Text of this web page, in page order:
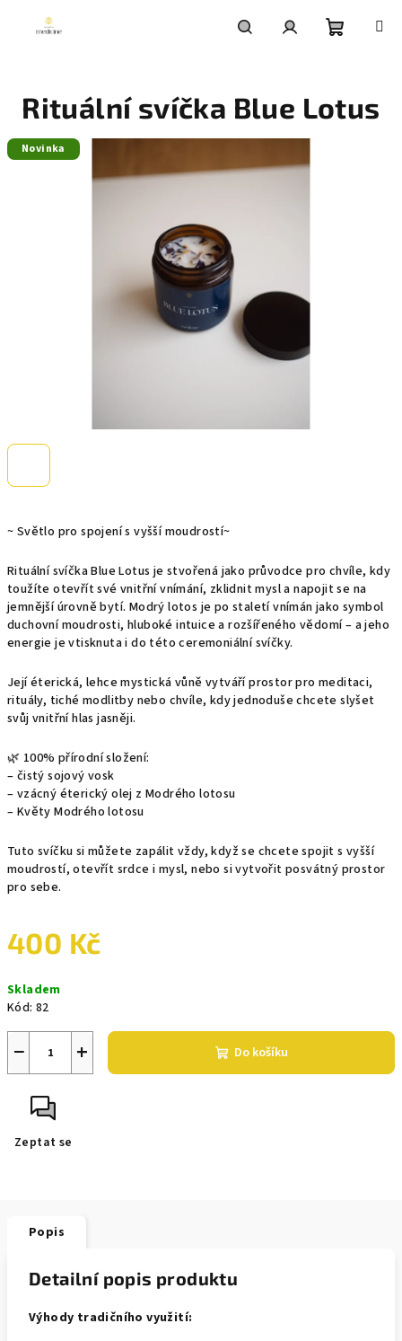
košík
~ Světlo pro spojení s vyšší moudrostí~
Rituální svíčka Blue Lotus je stvořená jako průvodce pro chvíle, kdy
toužíte otevřít své vnitřní vnímání, zklidnit mysl a napojit se na
jemnější úrovně bytí. Modrý lotos je po staletí vnímán jako symbol
duchovní moudrosti, hluboké intuice a rozšířeného vědomí – a jeho
energie je vtisknuta i do této ceremoniální svíčky.
Její éterická, lehce mystická vůně vytváří prostor pro meditaci,
rituály, tiché modlitby nebo chvíle, kdy jednoduše chcete slyšet
svůj vnitřní hlas jasněji.
🌿 100% přírodní složení:
– čistý sojový vosk
– vzácný éterický olej z Modrého lotosu
– Květy Modrého lotosu
Tuto svíčku si můžete zapálit vždy, když se chcete spojit s vyšší
moudrostí, otevřít srdce i mysl, nebo si vytvořit posvátný prostor
pro sebe.
400 Kč
cena:
Skladem
Kód: 82
+
− Do košíku
Zeptat se
Rituální svíčka Blue Lotus
Novinka
Popis
Detailní popis produktu
Výhody tradičního využití: